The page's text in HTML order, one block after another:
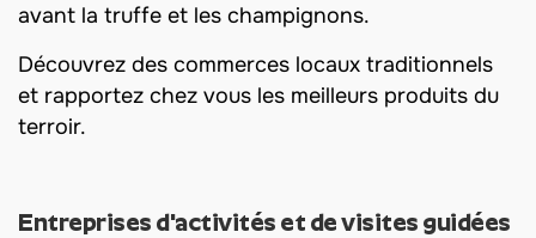
avant la truffe et les champignons.
Découvrez des commerces locaux traditionnels
et rapportez chez vous les meilleurs produits du
terroir.
Entreprises d'activités et de visites guidées